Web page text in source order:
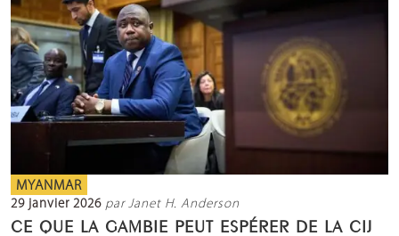
MYANMAR
29 janvier 2026 par Janet H. Anderson
CE QUE LA GAMBIE PEUT ESPÉRER DE LA CIJ